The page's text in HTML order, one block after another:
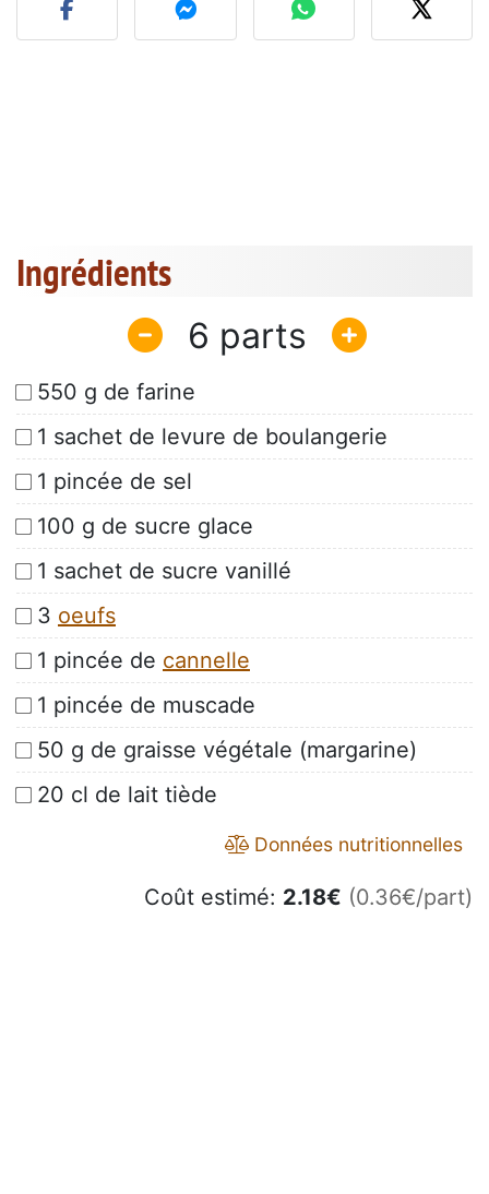
Ingrédients
6
550 g de farine
1 sachet de levure de boulangerie
1 pincée de sel
100 g de sucre glace
1 sachet de sucre vanillé
3 oeufs
1 pincée de cannelle
1 pincée de muscade
50 g de graisse végétale (margarine)
20 cl de lait tiède
Données nutritionnelles
Coût estimé: 2.18€ (0.36€/part)